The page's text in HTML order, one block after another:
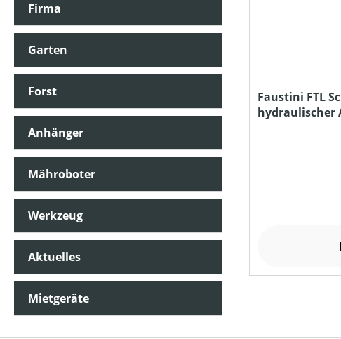
HAMMERSCHLEGEL
HERSTELLER BEZEICHNUNG
SONDERAUSSTATTUNG
PREIS
Firma
Garten
Forst
Anhänger
Mähroboter
Werkzeug
Aktuelles
Mietgeräte
Faustini FTL
hydraulischer